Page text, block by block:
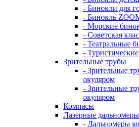
- Бинокли для
- Бинокль
- Морские
- Советская
- Театральные
-
Зрительные трубы
- Зрительные
окуляром
- Зрительные
окуляром
Компасы
Лазерные дальномеры
- Дальномеры